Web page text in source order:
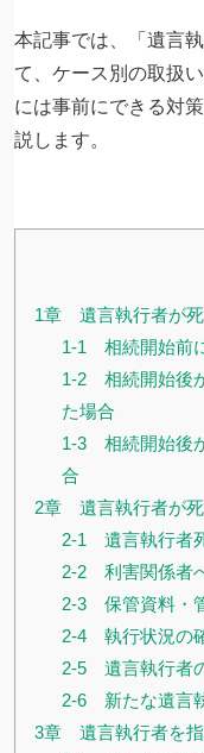
本記事では、「遺言
て、ケース別の取扱
には事前にできる対
説します。
1章 遺言執行者が
1-1 相続開始前
1-2 相続開始後
た場合
1-3 相続開始後
合
2章 遺言執行者が死
2-1 遺言執行者
2-2 利害関係者
2-3 保管資料・
2-4 執行状況の
2-5 遺言執行者
2-6 新たな遺言
3章 遺言執行者を